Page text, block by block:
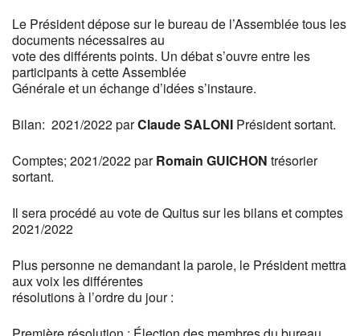
Le Président dépose sur le bureau de l’Assemblée tous les
documents nécessaires au
vote des différents points. Un débat s’ouvre entre les
participants à cette Assemblée
Générale et un échange d’idées s’instaure.
Bilan: 2021/2022 parClaudeSALONI Président sortant.
Comptes; 2021/2022 parRomain GUICHON trésorier
sortant.
Il sera procédé au vote de Quitus sur les bilans et comptes
2021/2022
Plus personne ne demandant la parole, le Président mettra
aux voix les différentes
résolutions à l’ordre du jour :